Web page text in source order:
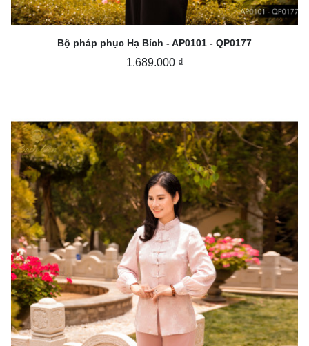
Bộ pháp phục Hạ Bích - AP0101 - QP0177
1.689.000 ₫